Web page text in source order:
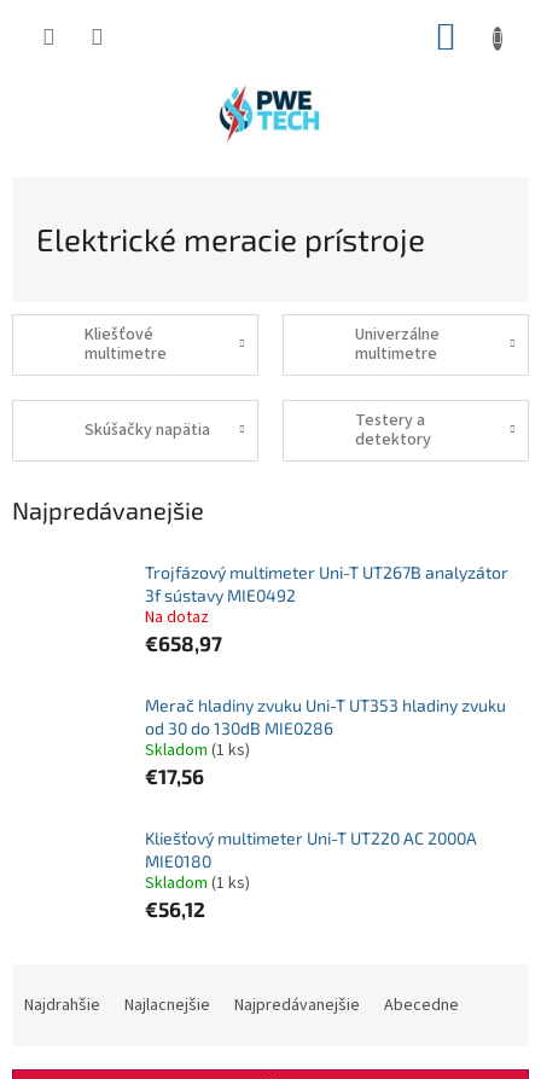
Elektrické meracie prístroje
Kliešťové
multimetre
Univerzálne
multimetre
Skúšačky napätia
Testery a
detektory
Najpredávanejšie
Trojfázový multimeter Uni-T UT267B analyzátor
3f sústavy MIE0492
Na dotaz
€658,97
Merač hladiny zvuku Uni-T UT353 hladiny zvuku
od 30 do 130dB MIE0286
Skladom (1 ks)
€17,56
Kliešťový multimeter Uni-T UT220 AC 2000A
MIE0180
Skladom (1 ks)
€56,12
Najdrahšie Najlacnejšie Najpredávanejšie Abecedne